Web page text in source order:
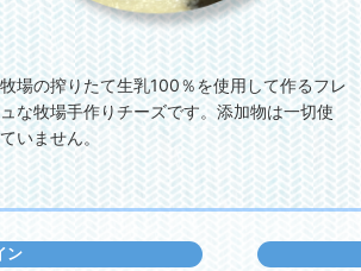
場の搾りたて生乳100％を使用して作るフレ
な牧場手作りチーズです。添加物は一切使
いません。
ン